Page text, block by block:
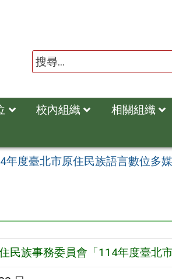
校內組織 相關組織
度臺北市原住民族語言數位多媒
民族事務委員會「114年度臺北